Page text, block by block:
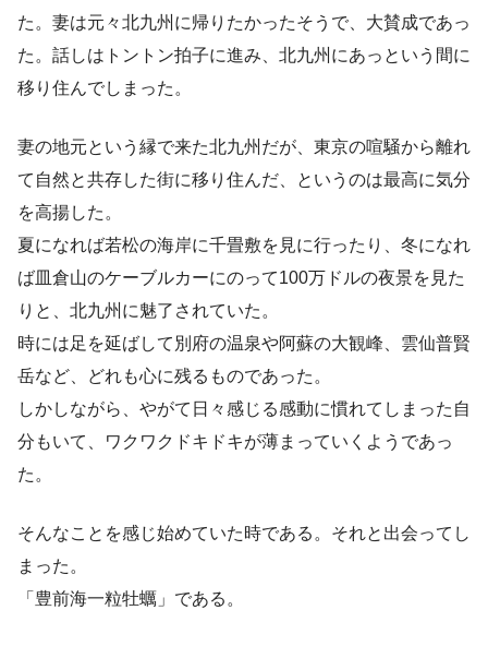
た。妻は元々北九州に帰りたかったそうで、大賛成であっ
た。話しはトントン拍子に進み、北九州にあっという間に
移り住んでしまった。
妻の地元という縁で来た北九州だが、東京の喧騒から離れ
て自然と共存した街に移り住んだ、というのは最高に気分
を高揚した。
夏になれば若松の海岸に千畳敷を見に行ったり、冬になれ
ば皿倉山のケーブルカーにのって100万ドルの夜景を見た
りと、北九州に魅了されていた。
時には足を延ばして別府の温泉や阿蘇の大観峰、雲仙普賢
岳など、どれも心に残るものであった。
しかしながら、やがて日々感じる感動に慣れてしまった自
分もいて、ワクワクドキドキが薄まっていくようであっ
た。
そんなことを感じ始めていた時である。それと出会ってし
まった。
「豊前海一粒牡蠣」である。